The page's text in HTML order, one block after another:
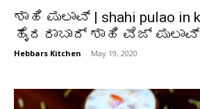
ಶಾಹಿ ಪುಲಾವ್ | shahi pulao in
ಹೈದರಾಬಾದ್ ಶಾಹಿ ವೆಜ್ ಪುಲಾವ್
Hebbars Kitchen - May 19, 2020